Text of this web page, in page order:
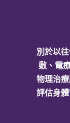
別於以
敷、電
物理治
評估身